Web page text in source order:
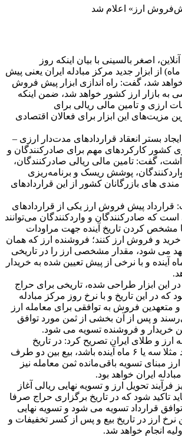
اصغر بالسینی با بیان اینکه روز
(۲۱ خرداد ماه) از ابزار جدید مرکز مبادله ایران یعنی پیش
شد، گفت: راه اندازی ابزار پیش فروش
بازار ارز کشور خواهد شد، ضمن اینکه
ارزی و تامین مالی ریالی برای
مزیت‌های این ابزار برای فعالان اقتصادی
بستر انعقاد قراردادهای مدت‌دار ارزی –
کشور کارکردهای مهم برای صادرکنندگان و
گفت: تامین مالی ریالی صادرکنندگان،
واردکنندگان، پوشش ریسک و برنامه‌ریزی
های بازرگانان کشور از این قراردادهای
قرارداد پیش فروش ارز یکی از قراردادهای
که صادرکنندگان و واردکنندگان می‌توانند
با مشخص کردن تاریخ آینده جهت مراودات
خرید و فروش ارز کنند؛ فروشنده ارز که همان
می شود، مقدار مشخصی ارز را در تاریخی
مثل ۳ یا ۶ ماه آینده و با نرخی از پیش تعیین شده به خریدار
این ابزار طراحی شده، تاریخی برای حراج
در این تاریخ و با نرخ روز مرکز مبادله
و متعهدین فروش به توافقی برای معامله ارز
و پس از آن بخشی از ثمن مورد توافق
و طلای ایران تصریح کرد: در تاریخ
سررسید که می تواند مثلا سه یا ۶ ماه آینده باشد، بیع بین دو طرف
مبنای تسویه باقی‌مانده ثمن معامله نیز
ایران خواهد بود.
تحویل ارز و تسویه نهایی ریالی آغاز
تاکید شود که در تاریخ برگزاری حراج صرفا
قرارداد تسویه می شود و تسویه نهایی
نرخ ارز در تاریخ بیع و پس از کسر تخفیفات و
انجام خواهد شد.